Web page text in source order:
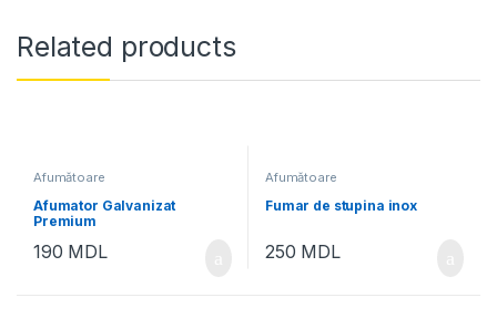
Related products
Afumătoare
Afumator Galvanizat
Premium
190 MDL
Afumătoare
Fumar de stupina inox
250 MDL